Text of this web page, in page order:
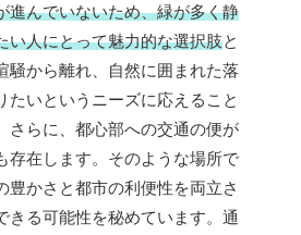
進んでいないため、緑が多く静
い人にとって魅力的な選択肢と
騒から離れ、自然に囲まれた落
たいというニーズに応えること
さらに、都心部への交通の便が
存在します。そのような場所で
豊かさと都市の利便性を両立さ
きる可能性を秘めています。通